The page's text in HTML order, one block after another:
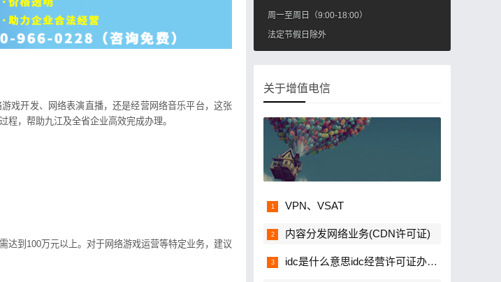
开发、网络表演直播，还是经营网络音乐平台，这张
，帮助九江及全省企业高效完成办理。
到100万元以上。对于网络游戏运营等特定业务，建议
周一至周日（9:00-18:00）
法定节假日除外
关于增值电信
VPN、VSAT
内容分发网络业务(CDN许可证)
idc是什么意思idc经营许可证办理流程